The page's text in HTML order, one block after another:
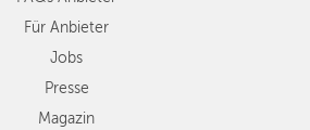
Für Anbieter
Jobs
Presse
Magazin